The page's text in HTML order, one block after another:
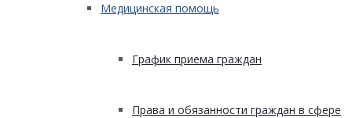
Медицинская помощь
График приема граждан
Права и обязанности граждан в сфере